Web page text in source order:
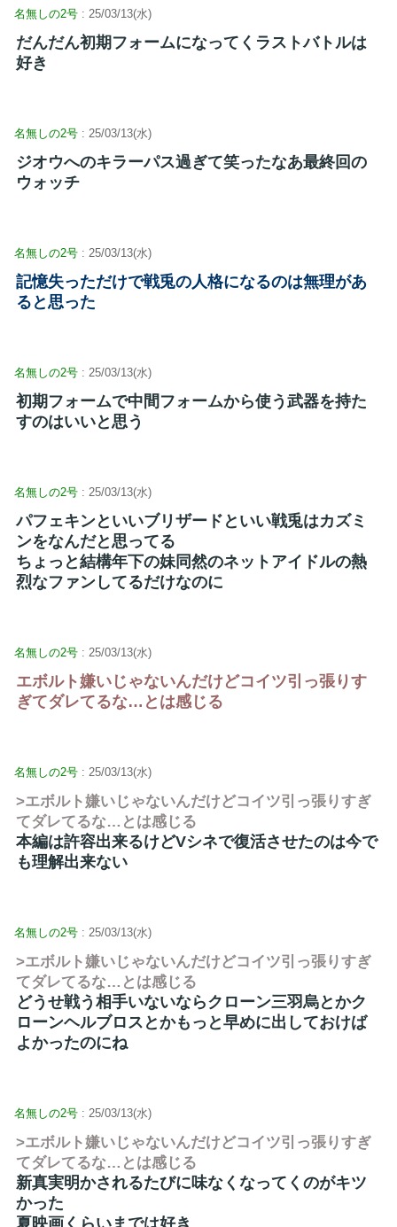
名無しの2号 : 25/03/13(水)
だんだん初期フォームになってくラストバトルは
好き
名無しの2号 : 25/03/13(水)
ジオウへのキラーパス過ぎて笑ったなあ最終回の
ウォッチ
名無しの2号 : 25/03/13(水)
記憶失っただけで戦兎の人格になるのは無理があ
ると思った
名無しの2号 : 25/03/13(水)
初期フォームで中間フォームから使う武器を持た
すのはいいと思う
名無しの2号 : 25/03/13(水)
パフェキンといいブリザードといい戦兎はカズミ
ンをなんだと思ってる
ちょっと結構年下の妹同然のネットアイドルの熱
烈なファンしてるだけなのに
名無しの2号 : 25/03/13(水)
エボルト嫌いじゃないんだけどコイツ引っ張りす
ぎてダレてるな…とは感じる
名無しの2号 : 25/03/13(水)
>エボルト嫌いじゃないんだけどコイツ引っ張りすぎ
てダレてるな…とは感じる
本編は許容出来るけどVシネで復活させたのは今で
も理解出来ない
名無しの2号 : 25/03/13(水)
>エボルト嫌いじゃないんだけどコイツ引っ張りすぎ
てダレてるな…とは感じる
どうせ戦う相手いないならクローン三羽烏とかク
ローンヘルブロスとかもっと早めに出しておけば
よかったのにね
名無しの2号 : 25/03/13(水)
>エボルト嫌いじゃないんだけどコイツ引っ張りすぎ
てダレてるな…とは感じる
新真実明かされるたびに味なくなってくのがキツ
かった